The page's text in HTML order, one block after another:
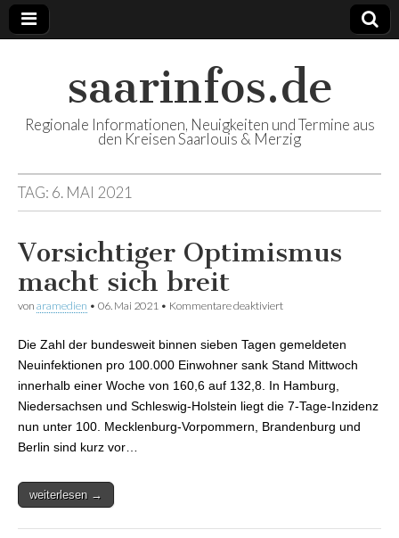
saarinfos.de
Regionale Informationen, Neuigkeiten und Termine aus
den Kreisen Saarlouis & Merzig
TAG: 6. MAI 2021
Vorsichtiger Optimismus
macht sich breit
von aramedien • 06. Mai 2021 • Kommentare deaktiviert
Die Zahl der bundesweit binnen sieben Tagen gemeldeten
Neuinfektionen pro 100.000 Einwohner sank Stand Mittwoch
innerhalb einer Woche von 160,6 auf 132,8. In Hamburg,
Niedersachsen und Schleswig-Holstein liegt die 7-Tage-Inzidenz
nun unter 100. Mecklenburg-Vorpommern, Brandenburg und
Berlin sind kurz vor…
weiterlesen →